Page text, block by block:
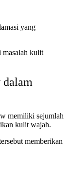
yang
kulit
dalam
memiliki sejumlah
kulit wajah.
memberikan